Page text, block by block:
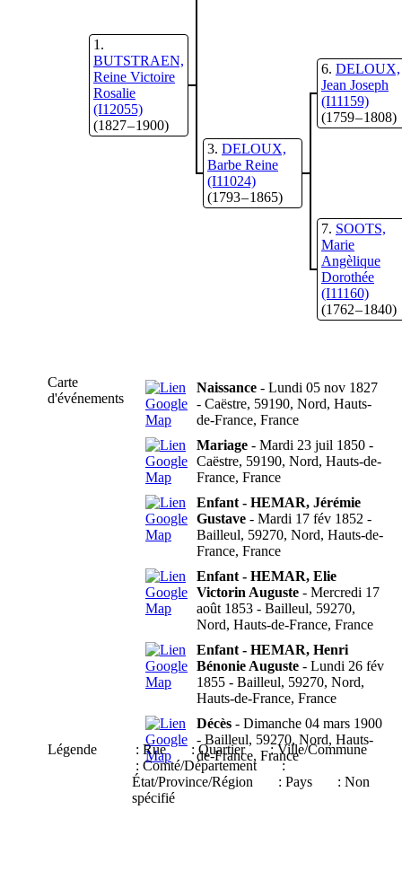
1
BUTSTRAEN,
Reine Victoire
Rosalie
(I12055)
(1827 – 1900)
3 DELOUX,
Barbe Reine
(I11024)
(1793 – 1865)
6 DELOUX,
Jean Joseph
(I11159)
(1759 – 1808)
7 SOOTS,
Marie
Angèlique
Dorothée
(I11160)
(1762 – 1840)
Carte
d'événements
Naissance - Lundi 05 nov 1827
- Caëstre, 59190, Nord, Hauts-
de-France, France
Mariage - Mardi 23 juil 1850 -
Caëstre, 59190, Nord, Hauts-de-
France, France
Enfant - HEMAR, Jérémie
Gustave - Mardi 17 fév 1852 -
Bailleul, 59270, Nord, Hauts-de-
France, France
Enfant - HEMAR, Elie
Victorin Auguste - Mercredi 17
août 1853 - Bailleul, 59270,
Nord, Hauts-de-France, France
Enfant - HEMAR, Henri
Bénonie Auguste - Lundi 26 fév
1855 - Bailleul, 59270, Nord,
Hauts-de-France, France
Décès - Dimanche 04 mars 1900
- Bailleul, 59270, Nord, Hauts-
de-France, France
Légende : Rue : Quartier: Ville/Commune
: Comté/Département:
État/Province/Région
: Pays
: Non
spécifié